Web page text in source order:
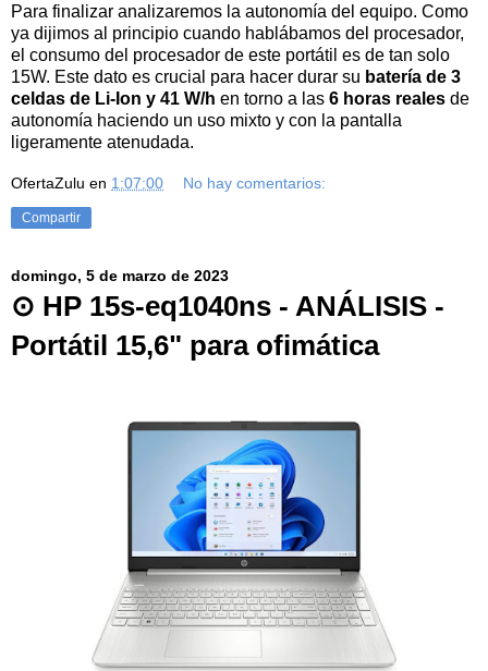
Para finalizar analizaremos la autonomía del equipo. Como
ya dijimos al principio cuando hablábamos del procesador,
el consumo del procesador de este portátil es de tan solo
15W. Este dato es crucial para hacer durar su batería de 3
celdas de Li-Ion y 41 W/h en torno a las 6 horas reales de
autonomía haciendo un uso mixto y con la pantalla
ligeramente atenudada.
OfertaZulu en 1:07:00 No hay comentarios:
Compartir
domingo, 5 de marzo de 2023
⊙ HP 15s-eq1040ns - ANÁLISIS -
Portátil 15,6" para ofimática